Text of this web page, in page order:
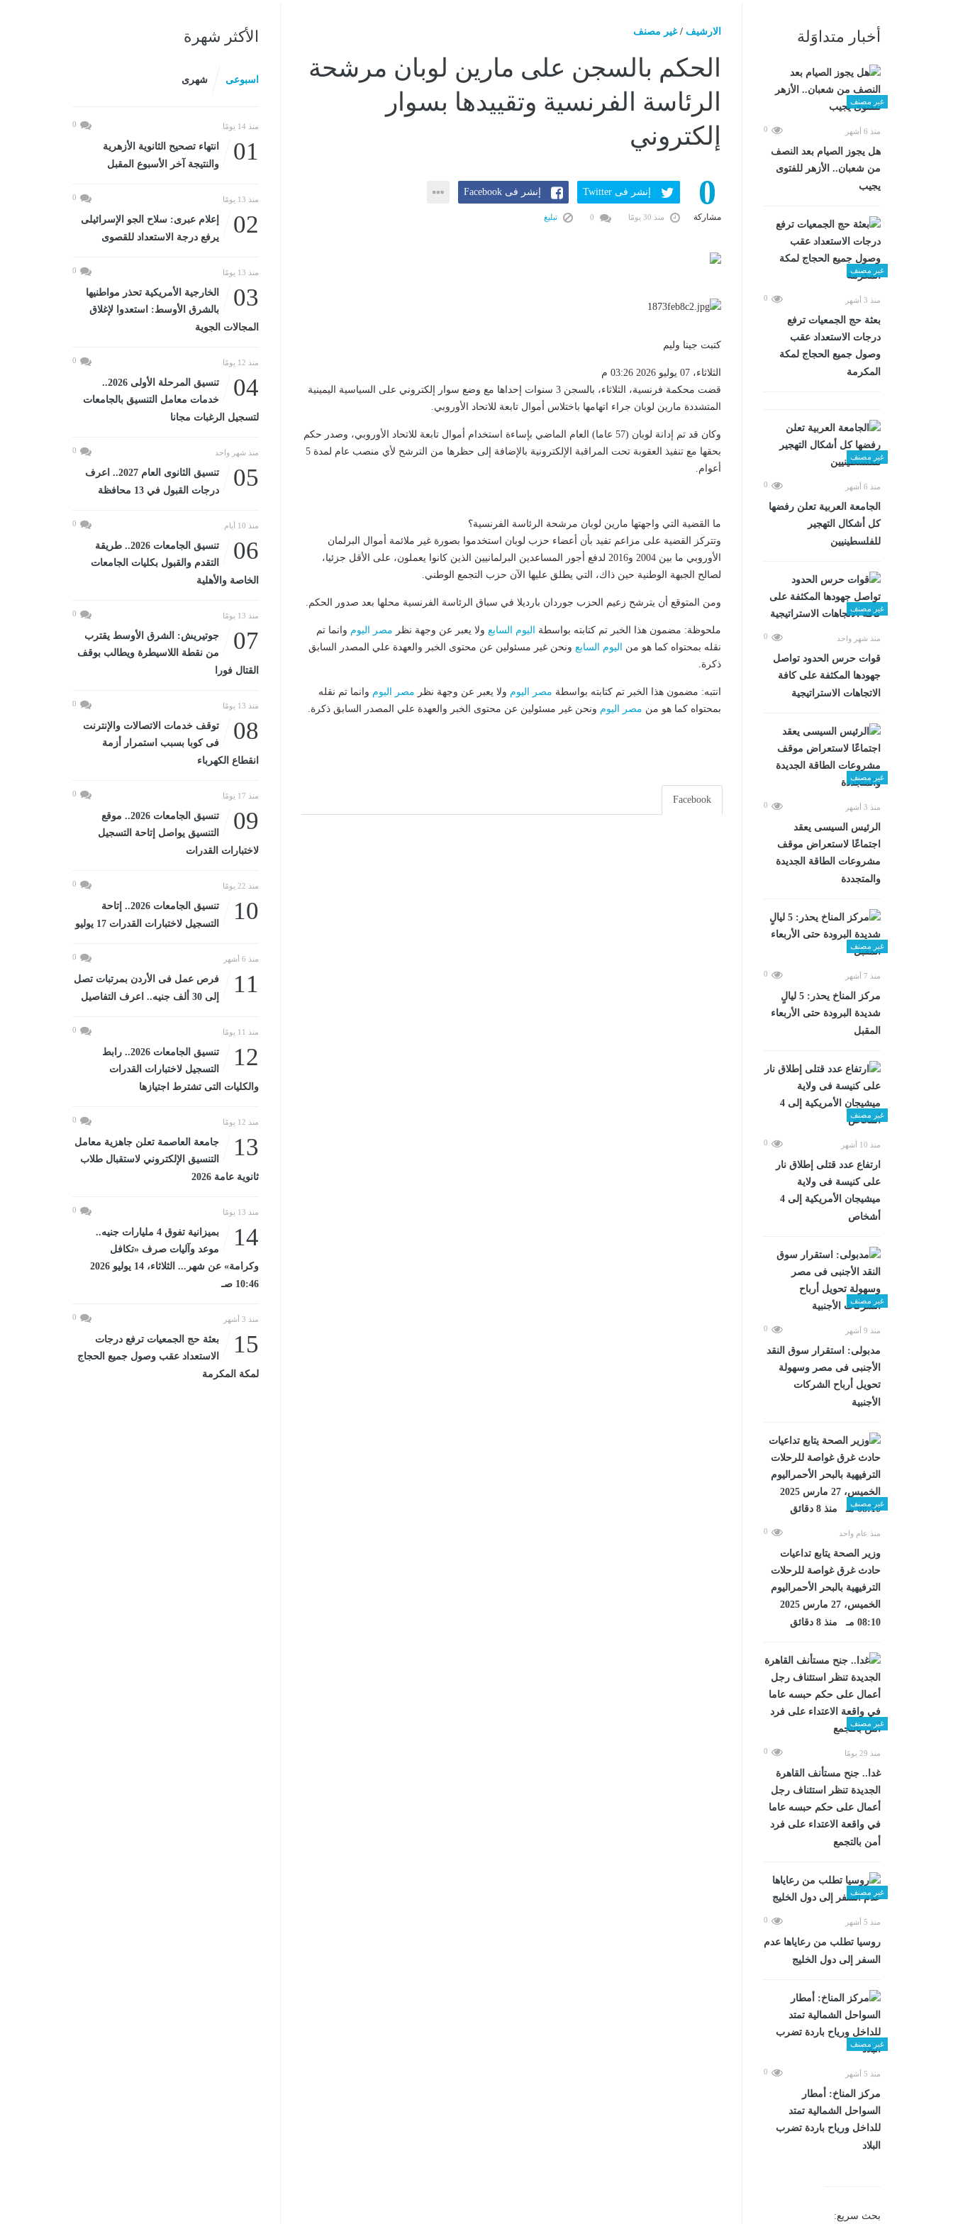
أخبار متداوَلة
غير مصنف
منذ 6 أشهر 0
هل يجوز الصيام بعد النصف
من شعبان.. الأزهر للفتوى
يجيب
غير مصنف
منذ 3 أشهر 0
بعثة حج الجمعيات ترفع
درجات الاستعداد عقب
وصول جميع الحجاج لمكة
المكرمة
غير مصنف
منذ 6 أشهر 0
الجامعة العربية تعلن رفضها
كل أشكال التهجير
للفلسطينيين
غير مصنف
منذ شهر واحد 0
قوات حرس الحدود تواصل
جهودها المكثفة على كافة
الاتجاهات الاستراتيجية
غير مصنف
منذ 3 أشهر 0
الرئيس السيسى يعقد
اجتماعًا لاستعراض موقف
مشروعات الطاقة الجديدة
والمتجددة
غير مصنف
منذ 7 أشهر 0
مركز المناخ يحذر: 5 ليالٍ
شديدة البرودة حتى الأربعاء
المقبل
غير مصنف
منذ 10 أشهر 0
ارتفاع عدد قتلى إطلاق نار
على كنيسة فى ولاية
ميشيجان الأمريكية إلى 4
أشخاص
غير مصنف
منذ 9 أشهر 0
مدبولى: استقرار سوق النقد
الأجنبى فى مصر وسهولة
تحويل أرباح الشركات
الأجنبية
غير مصنف
منذ عام واحد 0
وزير الصحة يتابع تداعيات
حادث غرق غواصة للرحلات
الترفيهية بالبحر الأحمراليوم
الخميس، 27 مارس 2025
08:10 مـ منذ 8 دقائق
غير مصنف
منذ 29 يومًا 0
غدا.. جنح مستأنف القاهرة
الجديدة تنظر استئناف رجل
أعمال على حكم حبسه عاما
في واقعة الاعتداء على فرد
أمن بالتجمع
غير مصنف
منذ 5 أشهر 0
روسيا تطلب من رعاياها عدم
السفر إلى دول الخليج
غير مصنف
منذ 5 أشهر 0
مركز المناخ: أمطار
السواحل الشمالية تمتد
للداخل ورياح باردة تضرب
البلاد
بحث سريع:
الارشيف /غير مصنف
الحكم بالسجن على مارين لوبان مرشحة
الرئاسة الفرنسية وتقييدها بسوار
إلكتروني
0
مشاركة
إنشر فى Twitter إنشر فى Facebook
منذ 30 يومًا تبليغ
كتبت جينا وليم
الثلاثاء، 07 يوليو 2026 03:26 م
قضت محكمة فرنسية، الثلاثاء، بالسجن 3 سنوات إحداها مع وضع سوار إلكتروني على السياسية اليمينية
المتشددة مارين لوبان جراء اتهامها باختلاس أموال تابعة للاتحاد الأوروبي.
وكان قد تم إدانة لوبان (57 عاما) العام الماضي بإساءة استخدام أموال تابعة للاتحاد الأوروبي، وصدر حكم
بحقها مع تنفيذ العقوبة تحت المراقبة الإلكترونية بالإضافة إلى حظرها من الترشح لأي منصب عام لمدة 5
أعوام.
ما القضية التي واجهتها مارين لوبان مرشحة الرئاسة الفرنسية؟
وتتركز القضية على مزاعم تفيد بأن أعضاء حزب لوبان استخدموا بصورة غير ملائمة أموال البرلمان
الأوروبي ما بين 2004 و2016 لدفع أجور المساعدين البرلمانيين الذين كانوا يعملون، على الأقل جزئيا،
لصالح الجبهة الوطنية حين ذاك، التي يطلق عليها الآن حزب التجمع الوطني.
ومن المتوقع أن يترشح زعيم الحزب جوردان بارديلا في سباق الرئاسة الفرنسية محلها بعد صدور الحكم.
ملحوظة: مضمون هذا الخبر تم كتابته بواسطة اليوم السابع ولا يعبر عن وجهة نظر مصر اليوم وانما تم
نقله بمحتواه كما هو من
اليوم السابع ونحن غير مسئولين عن محتوى الخبر والعهدة علي المصدر السابق
ذكرة.
انتبه: مضمون هذا الخبر تم كتابته بواسطة مصر اليوم ولا يعبر عن وجهة نظر مصر اليوم وانما تم نقله
بمحتواه كما هو من مصر اليوم ونحن غير مسئولين عن محتوى الخبر والعهدة علي المصدر السابق ذكرة.
Facebook
الأكثر شهرة
اسبوعى شهرى
منذ 14 يومًا 0
01
انتهاء تصحيح الثانوية الأزهرية
والنتيجة آخر الأسبوع المقبل
منذ 13 يومًا 0
02
إعلام عبرى: سلاح الجو الإسرائيلى
يرفع درجة الاستعداد للقصوى
منذ 13 يومًا 0
03
الخارجية الأمريكية تحذر مواطنيها
بالشرق الأوسط: استعدوا لإغلاق
المجالات الجوية
منذ 12 يومًا 0
04
تنسيق المرحلة الأولى 2026..
خدمات معامل التنسيق بالجامعات
لتسجيل الرغبات مجانا
منذ شهر واحد 0
05
تنسيق الثانوى العام 2027.. اعرف
درجات القبول في 13 محافظة
منذ 10 أيام 0
06
تنسيق الجامعات 2026.. طريقة
التقدم والقبول بكليات الجامعات
الخاصة والأهلية
منذ 13 يومًا 0
07
جوتيريش: الشرق الأوسط يقترب
من نقطة اللاسيطرة ويطالب بوقف
القتال فورا
منذ 13 يومًا 0
08
توقف خدمات الاتصالات والإنترنت
فى كوبا بسبب استمرار أزمة
انقطاع الكهرباء
منذ 17 يومًا 0
09
تنسيق الجامعات 2026.. موقع
التنسيق يواصل إتاحة التسجيل
لاختبارات القدرات
منذ 22 يومًا 0
10
تنسيق الجامعات 2026.. إتاحة
التسجيل لاختبارات القدرات 17 يوليو
منذ 6 أشهر 0
11
فرص عمل فى الأردن بمرتبات تصل
إلى 30 ألف جنيه.. اعرف التفاصيل
منذ 11 يومًا 0
12
تنسيق الجامعات 2026.. رابط
التسجيل لاختبارات القدرات
والكليات التى تشترط اجتيازها
منذ 12 يومًا 0
13
جامعة العاصمة تعلن جاهزية معامل
التنسيق الإلكتروني لاستقبال طلاب
ثانوية عامة 2026
منذ 13 يومًا 0
14
بميزانية تفوق 4 مليارات جنيه..
موعد وآليات صرف «تكافل
وكرامة» عن شهر... الثلاثاء، 14 يوليو 2026
10:46 صـ
منذ 3 أشهر 0
15
بعثة حج الجمعيات ترفع درجات
الاستعداد عقب وصول جميع الحجاج
لمكة المكرمة